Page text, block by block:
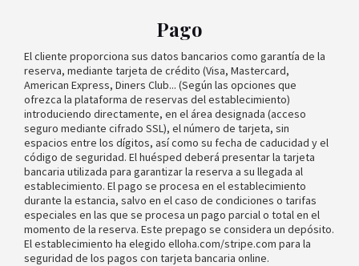
Pago
El cliente proporciona sus datos bancarios como garantía de la
reserva, mediante tarjeta de crédito (Visa, Mastercard,
American Express, Diners Club... (Según las opciones que
ofrezca la plataforma de reservas del establecimiento)
introduciendo directamente, en el área designada (acceso
seguro mediante cifrado SSL), el número de tarjeta, sin
espacios entre los dígitos, así como su fecha de caducidad y el
código de seguridad. El huésped deberá presentar la tarjeta
bancaria utilizada para garantizar la reserva a su llegada al
establecimiento. El pago se procesa en el establecimiento
durante la estancia, salvo en el caso de condiciones o tarifas
especiales en las que se procesa un pago parcial o total en el
momento de la reserva. Este prepago se considera un depósito.
El establecimiento ha elegido elloha.com/stripe.com para la
seguridad de los pagos con tarjeta bancaria online.